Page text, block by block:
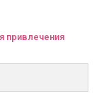
привлечения